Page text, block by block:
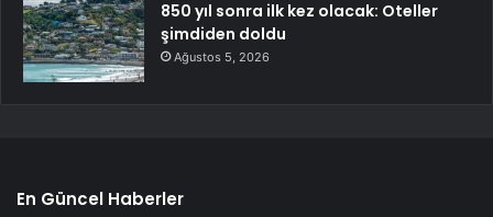
850 yıl sonra ilk kez olacak: Oteller
şimdiden doldu
Ağustos 5, 2026
En Güncel Haberler